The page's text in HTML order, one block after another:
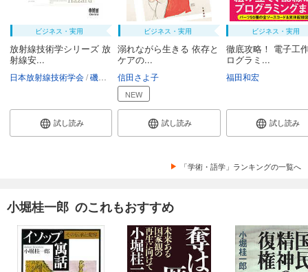
ビジネス・実用
放射線技術学シリーズ 放
射線安...
日本放射線技術学会 磯辺智範 清水秀雄 鈴木昇一 西谷源展
試し読み
ビジネス・実用
溺れながら生きる 依存と
ケアの...
信田さよ子
NEW
試し読み
ビジネス・実用
徹底攻略！ 電子工
ログラミ...
福田和宏
試し読み
「学術・語学」ランキングの一覧へ
小堀桂一郎 のこれもおすすめ